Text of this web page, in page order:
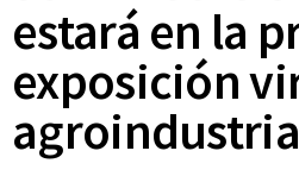
estará en la
exposición
agroindustria